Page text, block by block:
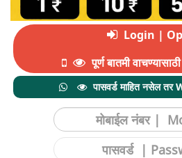
Login |
पूर्ण बातमी
पासवर्ड माहित नसेल